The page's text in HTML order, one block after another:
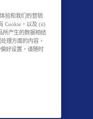
验和我们的营销
Cookie，以及 (ii)
所产生的数据相结
理方面的内容，
好设置，请随时